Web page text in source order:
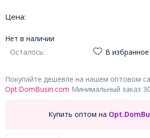
Цена:
Нет в наличии
Осталось:
В избранное
Покупайте дешевле на нашем оптовом
Opt.DomBusin.com Минимальный заказ
Купить оптом на